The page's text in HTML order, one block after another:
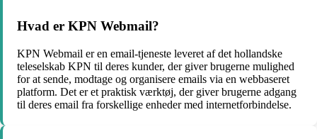
Hvad er KPN Webmail?
KPN Webmail er en email-tjeneste leveret af det hollandske
teleselskab KPN til deres kunder, der giver brugerne mulighed
for at sende, modtage og organisere emails via en webbaseret
platform. Det er et praktisk værktøj, der giver brugerne adgang
til deres email fra forskellige enheder med internetforbindelse.